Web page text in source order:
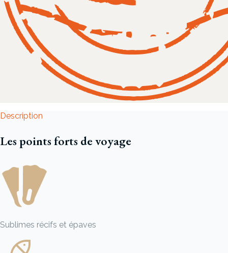
Description
Les points forts de voyage
Sublimes récifs et épaves